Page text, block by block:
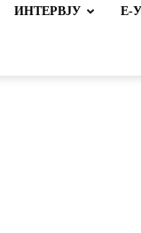
ИНТЕРВЈУ Е-